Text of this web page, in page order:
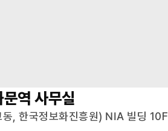
역 사무실
, 한국정보화진흥원) NIA 빌딩